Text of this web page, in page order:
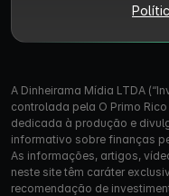
A Dinheirama Mídia LTDA
controlada pela O Primo
dedicada à produção e
informativo sobre finanças
As informações, artigos,
neste site têm caráter
recomendação de